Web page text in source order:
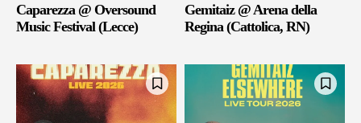
Caparezza @ Oversound
Music Festival (Lecce)
Gemitaiz @ Arena della
Regina (Cattolica, RN)